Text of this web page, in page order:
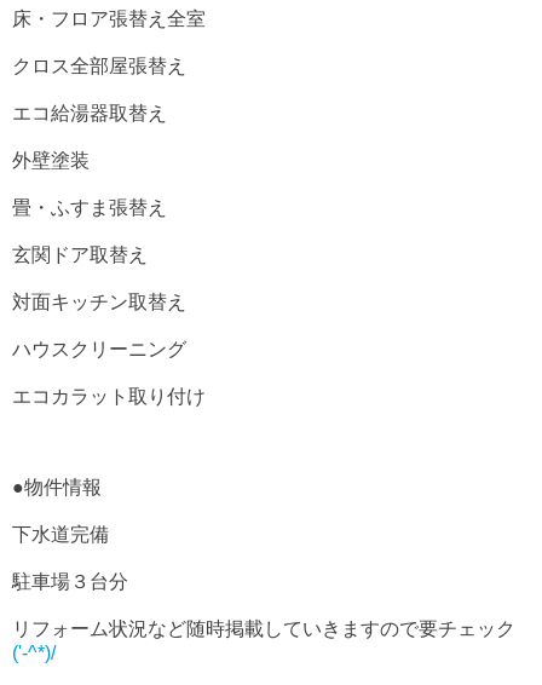
床・フロア張替え全室
クロス全部屋張替え
エコ給湯器取替え
外壁塗装
畳・ふすま張替え
玄関ドア取替え
対面キッチン取替え
ハウスクリーニング
エコカラット取り付け
●物件情報
下水道完備
駐車場３台分
リフォーム状況など随時掲載していきますので要チェック
('-^*)/